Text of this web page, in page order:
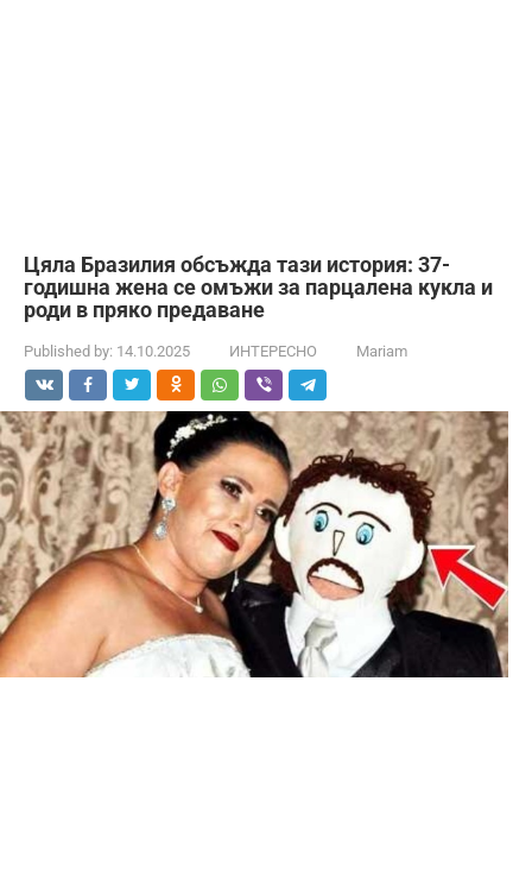
Цяла Бразилия обсъжда тази история: 37-
годишна жена се омъжи за парцалена кукла и
роди в пряко предаване
Published by: 14.10.2025 ИНТЕРЕСНО Mariam